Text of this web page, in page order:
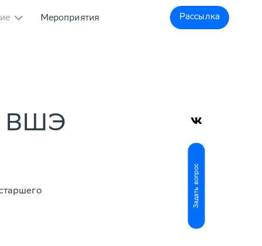
Мероприятия Рассылка
ВШЭ
Задать вопрос